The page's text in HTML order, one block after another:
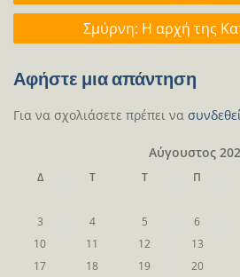
Σμύρνη: Η αρχή της
Αφήστε μια απάντηση
Για να σχολιάσετε πρέπει να
Αύγουστος
Δ Τ Τ Π
3
4 5 6
10
11 12 13
17
18 19 20